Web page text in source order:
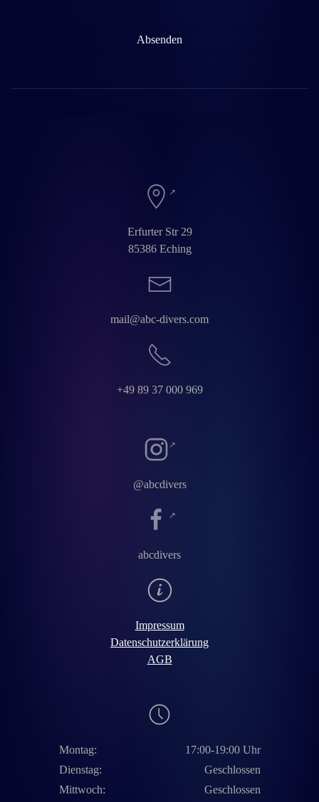
Erfurter Str 29
85386 Eching
mail@abc-divers.com
+49 89 37 000 969
@abcdivers
abcdivers
Impressum
Datenschutzerklärung
AGB
Montag:
17:00-19:00 Uhr
Dienstag:
Geschlossen
Mittwoch:
Geschlossen